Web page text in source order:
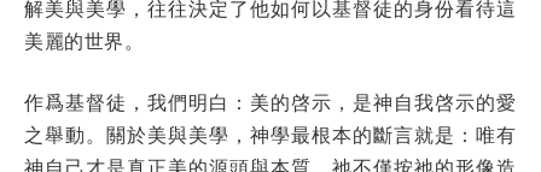
解美與美學，往往決定了他如何以基督徒的身份看待這
美麗的世界。
作爲基督徒，我們明白：美的啓示，是神自我啓示的愛
之舉動。關於美與美學，神學最根本的斷言就是：唯有
神自己才是真正美的源頭與本質。祂不僅按祂的形像造